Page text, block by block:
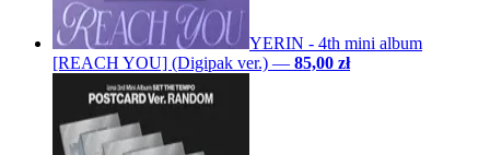
YERIN - 4th mini album
[REACH YOU] (Digipak ver.) — 85,00 zł